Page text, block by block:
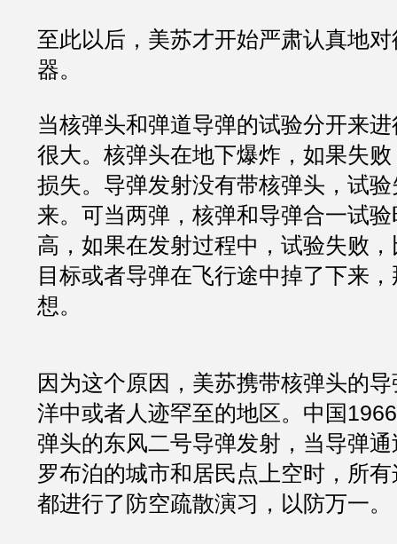
至此以后，美苏才开始严肃认真地
器。
当核弹头和弹道导弹的试验分开来
很大。核弹头在地下爆炸，如果失
损失。导弹发射没有带核弹头，试
来。可当两弹，核弹和导弹合一试
高，如果在发射过程中，试验失败
目标或者导弹在飞行途中掉了下来
想。
因为这个原因，美苏携带核弹头的
洋中或者人迹罕至的地区。中国
弹头的东风二号导弹发射，当导弹
罗布泊的城市和居民点上空时，所
都进行了防空疏散演习，以防万一。